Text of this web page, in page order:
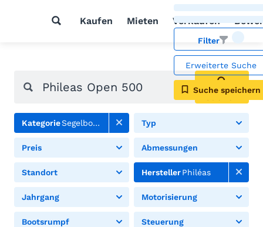
Kaufen Mieten Verkaufen
Filter
Erweiterte Suche
Suche speichern
Suchen
KategorieSegelboote Typ
Preis Abmessungen
Standort HerstellerPhiléas
Jahrgang Motorisierung
Bootsrumpf Steuerung